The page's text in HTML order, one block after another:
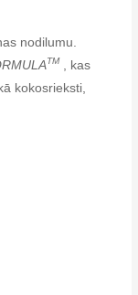
nodilumu.
TM
, kas
kokosrieksti,